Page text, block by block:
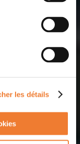
les détails